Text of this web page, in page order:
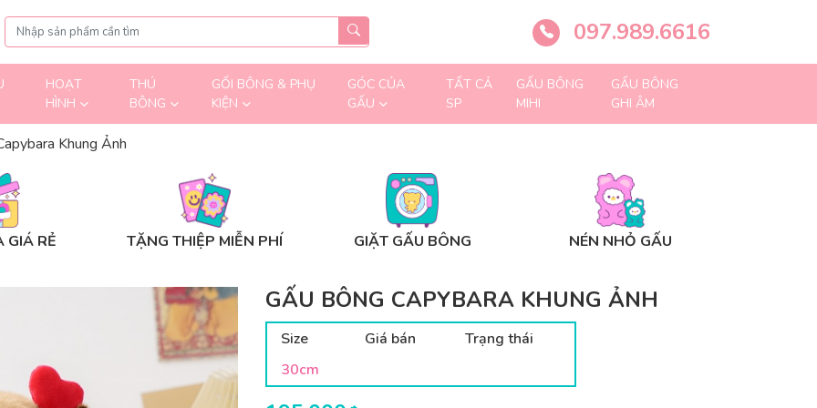
097.989.6616
HOẠT
HÌNH
THÚ
BÔNG
GỐI BÔNG & PHỤ
KIỆN
GÓC CỦA
GẤU
TẤT CẢ
SP
GẤU BÔNG
MIHI
GẤU BÔNG
GHI ÂM
Khung Ảnh
GIÁ RẺ TẶNG THIỆP MIỄN PHÍ GIẶT GẤU BÔNG NÉN NHỎ GẤU
GẤU BÔNG CAPYBARA KHUNG ẢNH
Size Giá bán
Trạng thái
30cm